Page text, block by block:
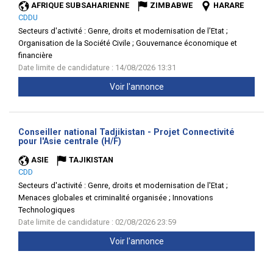
AFRIQUE SUBSAHARIENNE ZIMBABWE
HARARE
CDDU
Secteurs d'activité : Genre, droits et modernisation de l'Etat ;
Organisation de la Société Civile ; Gouvernance économique et
financière
Date limite de candidature : 14/08/2026 13:31
Voir l'annonce
Conseiller national Tadjikistan - Projet Connectivité
pour l'Asie centrale (H/F)
ASIE
TAJIKISTAN
CDD
Secteurs d'activité : Genre, droits et modernisation de l'Etat ;
Menaces globales et criminalité organisée ; Innovations
Technologiques
Date limite de candidature : 02/08/2026 23:59
Voir l'annonce